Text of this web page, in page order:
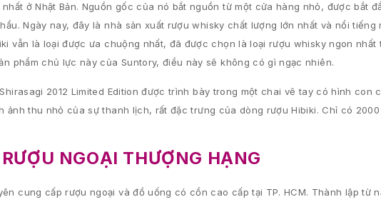
ở Nhật Bản. Nguồn gốc của nó bắt nguồn từ một cửa hàng nhỏ, được bắt
Ngày nay, đây là nhà sản xuất rượu whisky chất lượng lớn nhất và nổi tiếng
vẫn là loại được ưa chuộng nhất, đã được chọn là loại rượu whisky ngon nhất
phẩm chủ lực này của Suntory, điều này sẽ không có gì ngạc nhiên.
2012 Limited Edition được trình bày trong một chai vẽ tay có hình con
ảnh thu nhỏ của sự thanh lịch, rất đặc trưng của dòng rượu Hibiki. Chỉ có
NGOẠI THƯỢNG HẠNG
cung cấp rượu ngoại và đồ uống có cồn cao cấp tại TP. HCM. Thành lập từ